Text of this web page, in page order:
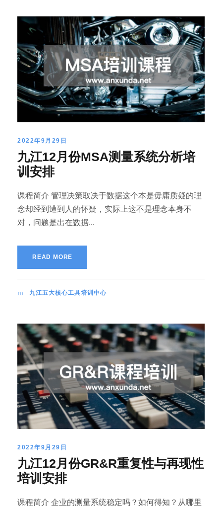
2022年9月29日
九江12月份MSA测量系统分析培
训安排
课程简介 管理决策取决于数据这个本是毋庸质疑的理
念却经到遭到人的怀疑，实际上这不是理念本身不
对，问题是出在数据...
READ MORE
九江五大核心工具培训中心
2022年9月29日
九江12月份GR&R重复性与再现性
培训安排
课程简介 企业的测量系统稳定吗？如何得知？从哪里